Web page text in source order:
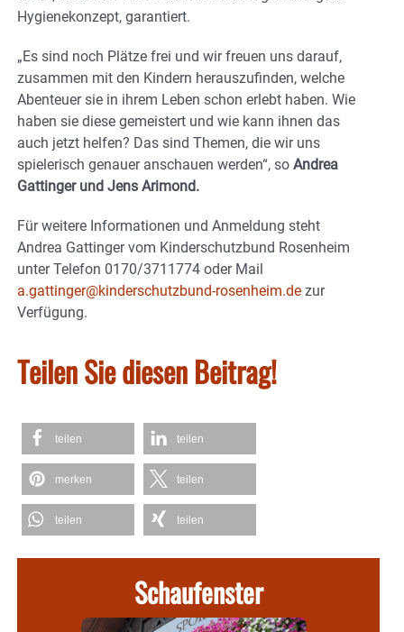
Hygienekonzept, garantiert.
„Es sind noch Plätze frei und wir freuen uns darauf,
zusammen mit den Kindern herauszufinden, welche
Abenteuer sie in ihrem Leben schon erlebt haben. Wie
haben sie diese gemeistert und wie kann ihnen das
auch jetzt helfen? Das sind Themen, die wir uns
spielerisch genauer anschauen werden“, so Andrea
Gattinger und Jens Arimond.
Für weitere Informationen und Anmeldung steht
Andrea Gattinger vom Kinderschutzbund Rosenheim
unter Telefon 0170/3711774 oder Mail
a.gattinger@kinderschutzbund-rosenheim.de zur
Verfügung.
Teilen Sie diesen Beitrag!
teilen teilen
merken teilen
teilen teilen
Schaufenster